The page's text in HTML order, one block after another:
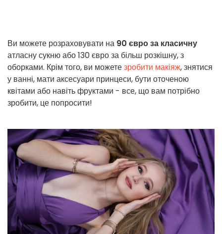
Ви можете розраховувати на 90 євро за класичну
атласну сукню або 130 євро за більш розкішну, з
оборками. Крім того, ви можетезробити макіяж, знятися
у ванні, мати аксесуари принцеси, бути оточеною
квітами або навіть фруктами - все, що вам потрібно
зробити, це попросити!